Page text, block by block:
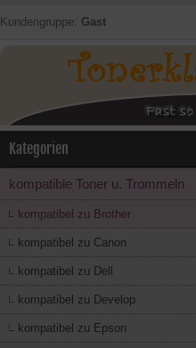
Kundengruppe: Gast
Kategorien
kompatible Toner u. Trommeln
kompatibel zu Brother
kompatibel zu Canon
kompatibel zu Dell
kompatibel zu Develop
kompatibel zu Epson